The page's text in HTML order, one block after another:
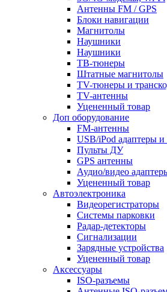
Антенны FM / GPS
Блоки навигации
Магнитолы
Наушники
Наушники
ТВ-тюнеры
Штатные магнитолы
TV-тюнеры и
TV-антенны
Уцененный товар
Доп оборудование
FM-антенны
USB/iPod адаптеры и
Пульты ДУ
GPS антенны
Аудио/видео
Уцененный товар
Автоэлектроника
Видеорегистраторы
Системы парковки
Радар-детекторы
Сигнализации
Зарядные устройства
Уцененный товар
Аксессуары
ISO-разъемы